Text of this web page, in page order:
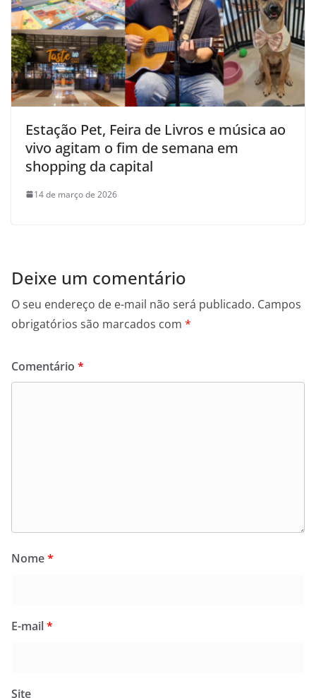
Estação Pet, Feira de Livros e música ao
vivo agitam o fim de semana em
shopping da capital
14 de março de 2026
Deixe um comentário
O seu endereço de e-mail não será publicado. Campos
obrigatórios são marcados com *
Comentário *
Nome*
E-mail*
Site